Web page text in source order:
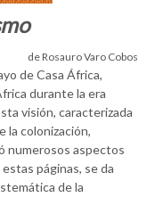
de Rosauro Varo Cobos
de Casa África,
durante la era
visión, caracterizada
la colonización,
numerosos aspectos
páginas, se da
de la